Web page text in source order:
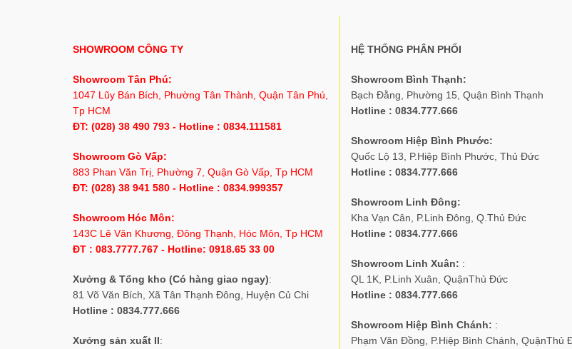
SHOWROOM CÔNG TY
Showroom Tân Phú:
1047 Lũy Bán Bích, Phường Tân Thành, Quận Tân Phú,
Tp HCM
ĐT: (028) 38 490 793 - Hotline : 0834.111581
Showroom Gò Vấp:
883 Phan Văn Trị, Phường 7, Quận Gò Vấp, Tp HCM
ĐT: (028) 38 941 580 - Hotline : 0834.999357
Showroom Hóc Môn:
143C Lê Văn Khương, Đông Thạnh, Hóc Môn, Tp HCM
ĐT : 083.7777.767 - Hotline: 0918.65 33 00
Xưởng & Tổng kho (Có hàng giao ngay):
81 Võ Văn Bích, Xã Tân Thạnh Đông, Huyện Củ Chi
Hotline : 0834.777.666
Xưởng sản xuất II:
HỆ THỐNG PHÂN PHỐI
Showroom Bình Thạnh:
Bạch Đằng, Phường 15, Quận Bình Thạnh
Hotline : 0834.777.666
Showroom Hiệp Bình Phước:
Quốc Lộ 13, P.Hiệp Bình Phước, Thủ Đức
Hotline : 0834.777.666
Showroom Linh Đông:
Kha Vạn Cân, P.Linh Đông, Q.Thủ Đức
Hotline : 0834.777.666
Showroom Linh Xuân: :
QL 1K, P.Linh Xuân, QuậnThủ Đức
Hotline : 0834.777.666
Showroom Hiệp Bình Chánh: :
Phạm Văn Đồng, P.Hiệp Bình Chánh, QuậnThủ